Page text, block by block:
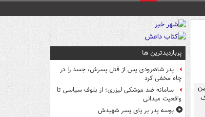
پربازدیدترین ها
پدر شاهرودی پس از قتل پسرش، جسد را در
چاه مخفی کرد
سامانه ضد موشکی لیزری؛ از بلوف سیاسی تا
واقعیت میدانی
بوسه‌ پدر بر پای پسر شهیدش